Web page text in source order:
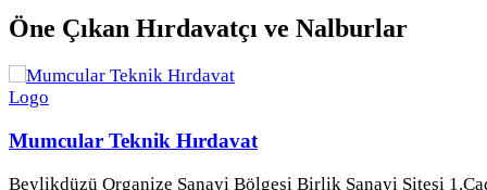
Öne Çıkan Hırdavatçı ve Nalburlar
Mumcular Teknik Hırdavat
Beylikdüzü Organize Sanayi Bölgesi Birlik Sanayi Sitesi